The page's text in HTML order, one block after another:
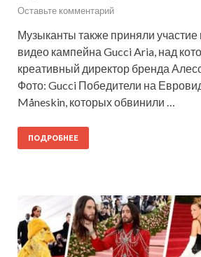
Оставьте комментарий
Музыканты также приняли участие
видео кампейна Gucci Aria, над
креативный директор бренда
Фото: Gucci Победители на
Måneskin, которых обвинили …
ПОДРОБНЕЕ